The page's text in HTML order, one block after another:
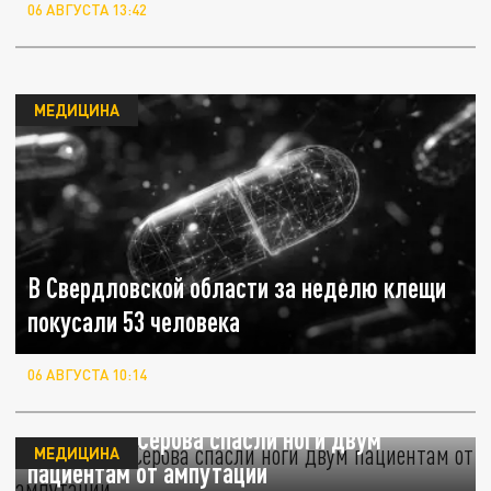
06 АВГУСТА 13:42
В Свердловской области за неделю клещи
покусали 53 человека
МЕДИЦИНА
06 АВГУСТА 10:14
Хирурги из Серова спасли ноги двум
пациентам от ампутации
МЕДИЦИНА